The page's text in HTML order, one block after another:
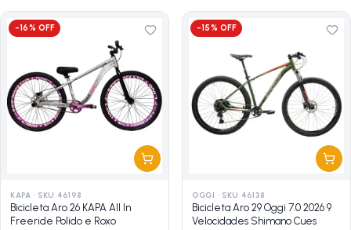
-16% OFF
KAPA · SKU 46198
Bicicleta Aro 26 KAPA All In
Freeride Polido e Roxo
-15% OFF
OGGI · SKU 46138
Bicicleta Aro 29 Oggi 7.0 2026 9
Velocidades Shimano Cues